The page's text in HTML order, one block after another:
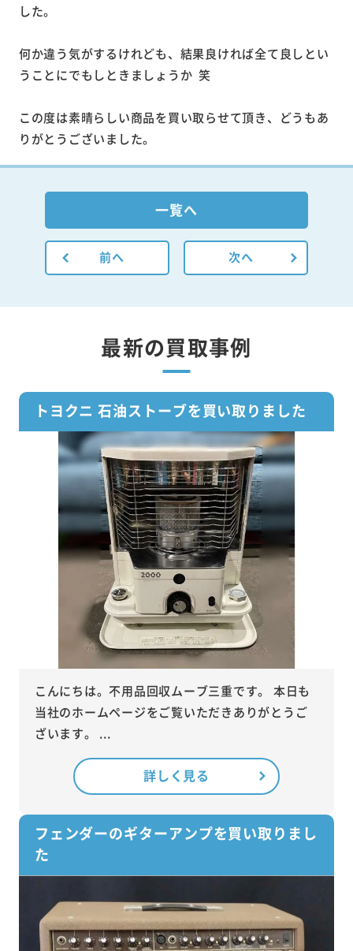
した。
何か違う気がするけれども、結果良ければ全て良しとい
うことにでもしときましょうか 笑
この度は素晴らしい商品を買い取らせて頂き、どうもあ
りがとうございました。
前へ
一覧へ
次へ
最新の買取事例
トヨクニ 石油ストーブを買い取りました
こんにちは。不用品回収ムーブ三重です。 本日も
当社のホームページをご覧いただきありがとうご
ざいます。 ...
詳しく見る
フェンダーのギターアンプを買い取りまし
た